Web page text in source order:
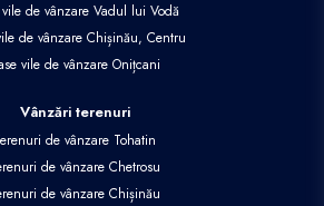
vile de vânzare Vadul lui Vodă
de vânzare Chișinău, Centru
vile de vânzare Onițcani
Vânzări terenuri
de vânzare Tohatin
de vânzare Chetrosu
de vânzare Chișinău